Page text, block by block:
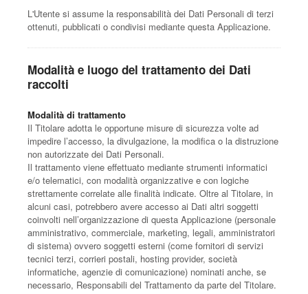
L'Utente si assume la responsabilità dei Dati Personali di terzi
ottenuti, pubblicati o condivisi mediante questa Applicazione.
Modalità e luogo del trattamento dei Dati
raccolti
Modalità di trattamento
Il Titolare adotta le opportune misure di sicurezza volte ad
impedire l’accesso, la divulgazione, la modifica o la distruzione
non autorizzate dei Dati Personali.
Il trattamento viene effettuato mediante strumenti informatici
e/o telematici, con modalità organizzative e con logiche
strettamente correlate alle finalità indicate. Oltre al Titolare, in
alcuni casi, potrebbero avere accesso ai Dati altri soggetti
coinvolti nell’organizzazione di questa Applicazione (personale
amministrativo, commerciale, marketing, legali, amministratori
di sistema) ovvero soggetti esterni (come fornitori di servizi
tecnici terzi, corrieri postali, hosting provider, società
informatiche, agenzie di comunicazione) nominati anche, se
necessario, Responsabili del Trattamento da parte del Titolare.